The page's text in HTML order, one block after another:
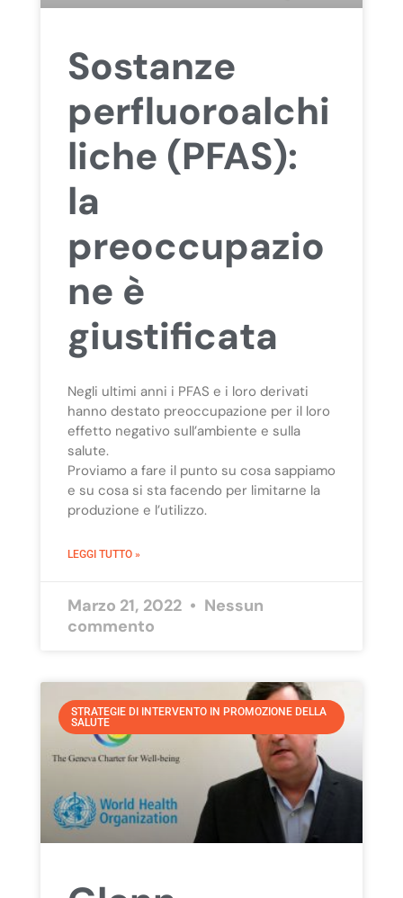
Sostanze
perfluoroalchi
liche (PFAS):
la
preoccupazio
ne è
giustificata
Negli ultimi anni i PFAS e i loro derivati
hanno destato preoccupazione per il loro
effetto negativo sull’ambiente e sulla
salute.
Proviamo a fare il punto su cosa sappiamo
e su cosa si sta facendo per limitarne la
produzione e l’utilizzo.
LEGGI TUTTO »
Marzo 21, 2022
Nessun
commento
STRATEGIE DI INTERVENTO IN PROMOZIONE DELLA
SALUTE